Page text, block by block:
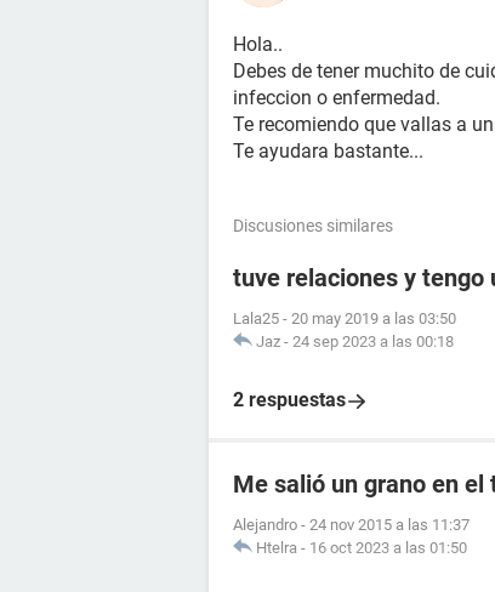
Hola..
Debes de tener muchito de
infeccion o enfermedad.
Te recomiendo que vallas a
Te ayudara bastante...
Discusiones similares
tuve relaciones y tengo
Lala25 - 20 may 2019 a las 03:50
Jaz - 24 sep 2023 a las 00:18
2 respuestas
Me salió un grano en el
Alejandro - 24 nov 2015 a las 11:37
Htelra - 16 oct 2023 a las 01:50